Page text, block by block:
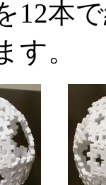
12本
す。